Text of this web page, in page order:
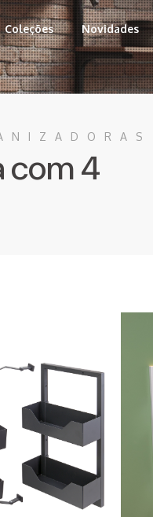
Coleções Novidades
com 4